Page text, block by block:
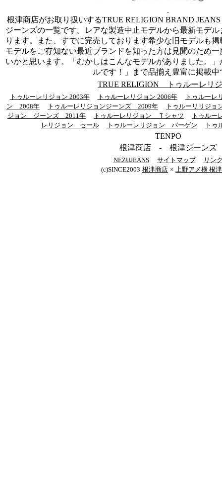
.
根津商店がお取り扱いするTRUE RELIGION BRAND
ジーンズの一覧です。レアな製造中止モデルから最新モデ
ります。また、すでに完売しております希少な旧モデルも
モデルをご存知ない最近ブランドを知った方は見聞のため
いかと思います。「むかしはこんなモデルがありました。
ルです！」まで品揃え豊富に掲載中
TRUE RELIGION トゥルーレリ
トゥルーレリジョン 2003年 トゥルーレリジョン 2006年
トゥルーレ
ン 2008年
トゥルーレリジョンジーンズ 2009年
トゥルーリリジ
ジョン ジーンズ 2011年
トゥルーレリジョン Ｔシャツ
トゥルー
レリジョン セール
トゥルーレリジョン バーゲン トゥ
TENPO
根津商店- 根津ジーンズ
NEZUJEANS サイトマップ
リン
(c)SINCE2003 根津商店 × 上野アメ横 根